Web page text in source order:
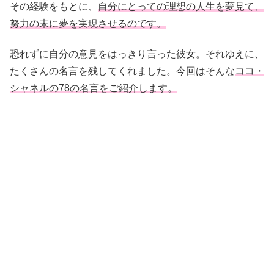
その経験をもとに、
自分にとっての理想の人生を夢見て、
努力の末に夢を実現させるのです。
恐れずに自分の意見をはっきり言った彼女。それゆえに、
たくさんの名言を残してくれました。今回はそんなココ・
シャネルの78の名言をご紹介します。